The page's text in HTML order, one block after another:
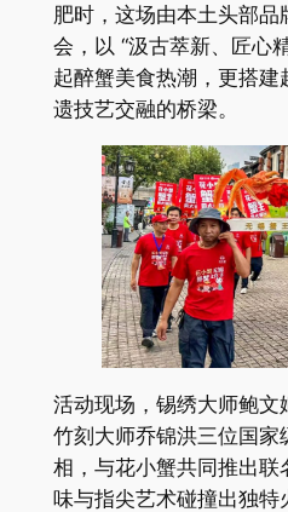
肥时，这场由本土头部品
会，以 “汲古萃新、匠心
起醉蟹美食热潮，更搭
遗技艺交融的桥梁。​
活动现场，锡绣大师鲍文
竹刻大师乔锦洪三位国家
相，与花小蟹共同推出联
味与指尖艺术碰撞出独特